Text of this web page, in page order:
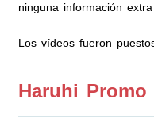
ninguna información
Los vídeos fueron
Haruhi Promo